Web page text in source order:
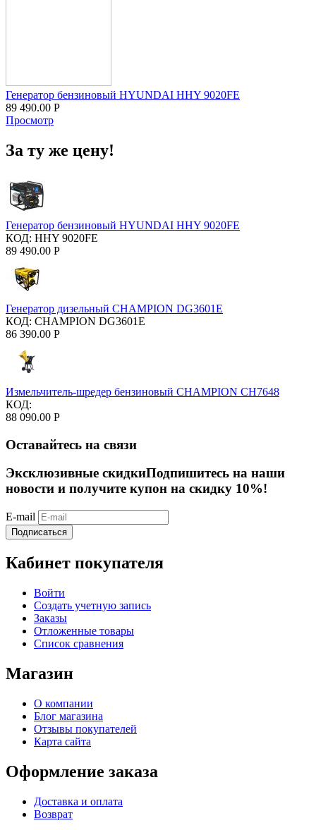
Генератор бензиновый HYUNDAI HHY 9020FE
89 490.00 Р
Просмотр
За ту же цену!
Генератор бензиновый HYUNDAI HHY 9020FE
КОД: HHY 9020FE
89 490.00 Р
Генератор дизельный CHAMPION DG3601E
КОД: CHAMPION DG3601E
86 390.00 Р
Измельчитель-шредер бензиновый CHAMPION CH7648
КОД:
88 090.00 Р
Оставайтесь на связи
Эксклюзивные скидкиПодпишитесь на наши
новости и получите купон на скидку 10%!
E-mail
Подписаться
Кабинет покупателя
Войти
Создать учетную запись
Заказы
Отложенные товары
Список сравнения
Магазин
О компании
Блог магазина
Отзывы покупателей
Карта сайта
Оформление заказа
Доставка и оплата
Возврат